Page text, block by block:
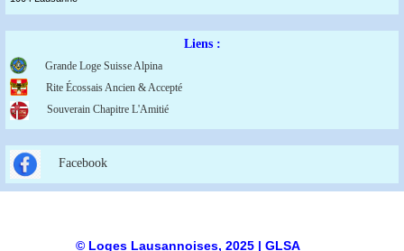
Liens :
Grande Loge Suisse Alpina
Rite Écossais Ancien & Accepté
Souverain Chapitre L'Amitié
Facebook
© Loges Lausannoises, 2025 | GLSA